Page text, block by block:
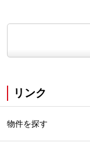
リンク
物件を探す